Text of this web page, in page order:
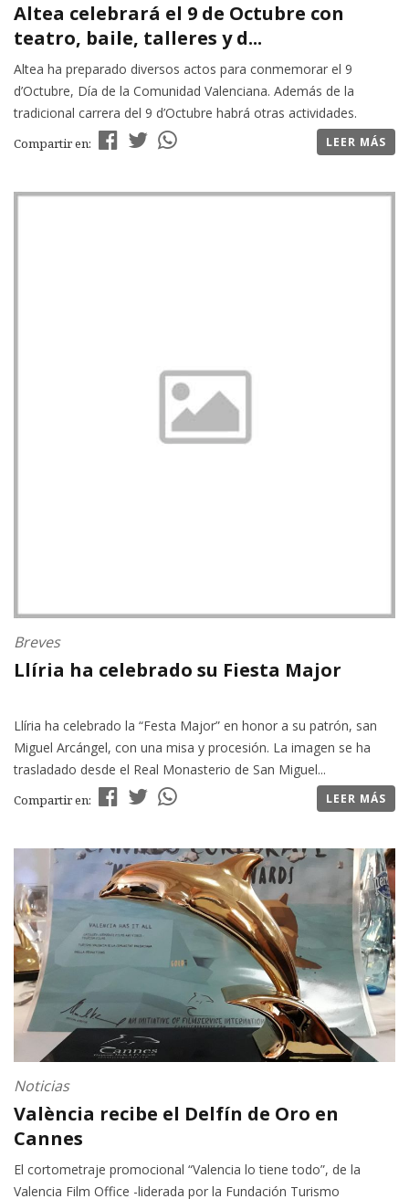
Altea celebrará el 9 de Octubre con
teatro, baile, talleres y d...
Altea ha preparado diversos actos para conmemorar el 9
d’Octubre, Día de la Comunidad Valenciana. Además de la
tradicional carrera del 9 d’Octubre habrá otras actividades.
Compartir en: LEER MÁS
Breves
Llíria ha celebrado su Fiesta Major
Llíria ha celebrado la “Festa Major” en honor a su patrón, san
Miguel Arcángel, con una misa y procesión. La imagen se ha
trasladado desde el Real Monasterio de San Miguel...
Compartir en: LEER MÁS
Noticias
València recibe el Delfín de Oro en
Cannes
El cortometraje promocional “Valencia lo tiene todo”, de la
Valencia Film Office -liderada por la Fundación Turismo